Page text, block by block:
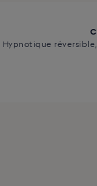
Hypnotique